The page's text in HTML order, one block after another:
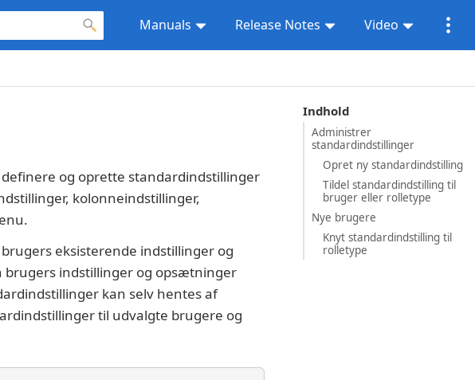
Manuals Release Notes Video
Indhold
Administrer
standardindstillinger
Opret ny standardindstilling
Tildel standardindstilling til
bruger eller rolletype
Nye brugere
Knyt standardindstilling til
rolletype
og oprette standardindstillinger
kolonneindstillinger,
eksisterende indstillinger og
indstillinger og opsætninger
kan selv hentes af
til udvalgte brugere og